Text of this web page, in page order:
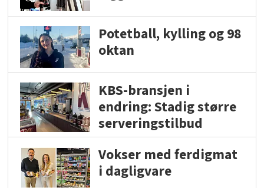
Potetball, kylling og 98
oktan
KBS-bransjen i
endring: Stadig større
serveringstilbud
Vokser med ferdigmat
i dagligvare